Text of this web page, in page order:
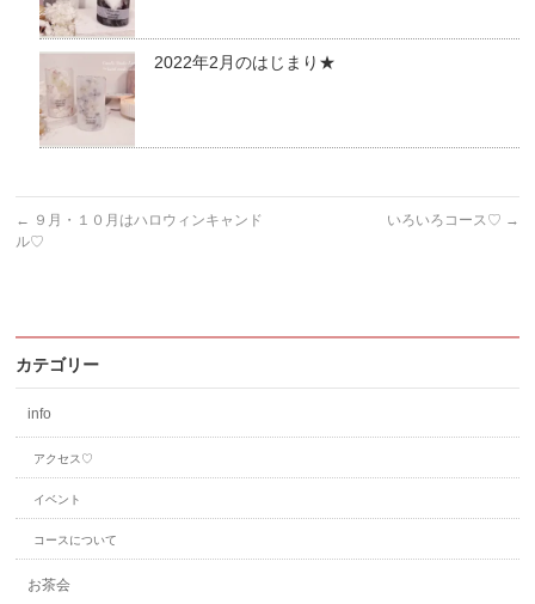
2022年2月のはじまり★
← ９月・１０月はハロウィンキャンド
ル♡
いろいろコース♡ →
カテゴリー
info
アクセス♡
イベント
コースについて
お茶会